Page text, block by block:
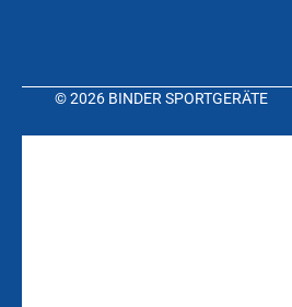
© 2026 BINDER SPORTGERÄTE